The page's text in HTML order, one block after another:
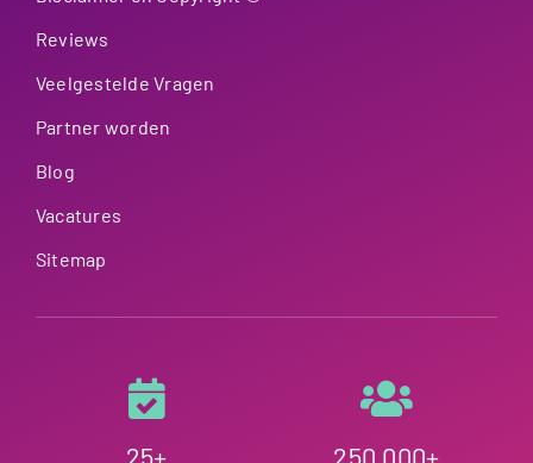
Reviews
Veelgestelde Vragen
Partner worden
Blog
Vacatures
Sitemap
25+ 250.000+